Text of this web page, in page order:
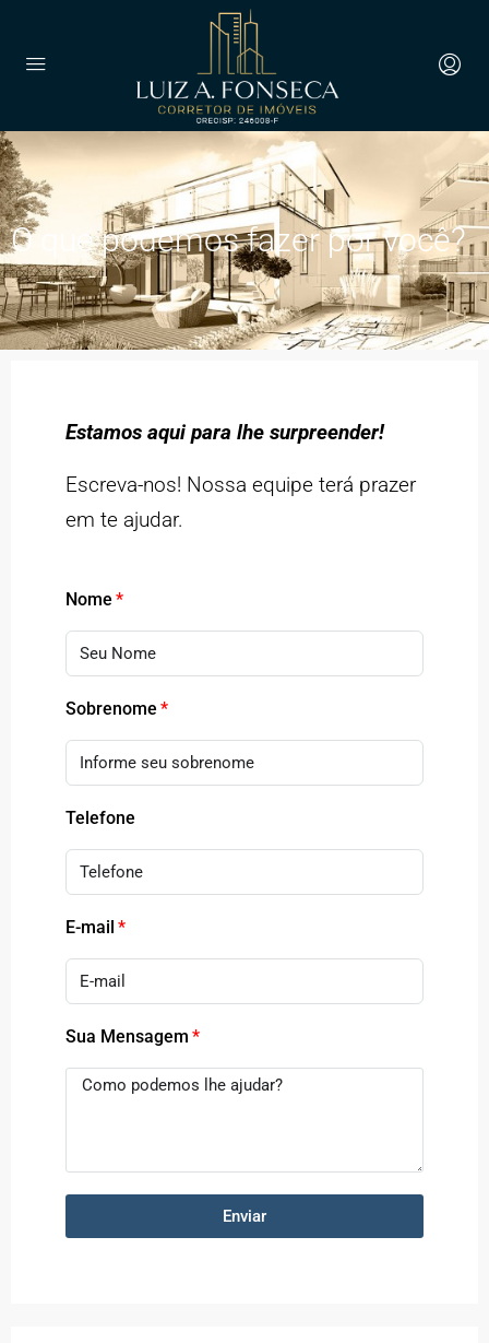
O que podemos fazer por você?
Estamos aqui para lhe surpreender!
Escreva-nos! Nossa equipe terá prazer
em te ajudar.
Nome
Sobrenome
Telefone
E-mail
Sua Mensagem
Enviar